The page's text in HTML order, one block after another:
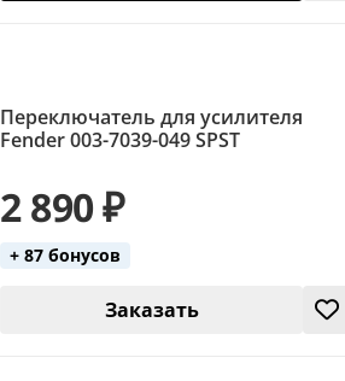
Переключатель для усилителя
Fender 003-7039-049 SPST
2 890 ₽
+ 87 бонусов
Заказать